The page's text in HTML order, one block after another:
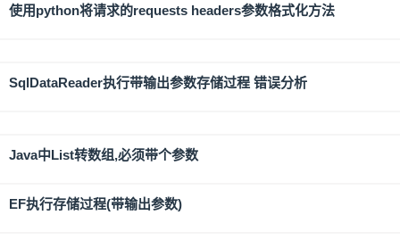
使用python将请求的requests headers参数格式化方法
SqlDataReader执行带输出参数存储过程 错误分析
Java中List转数组,必须带个参数
EF执行存储过程(带输出参数)